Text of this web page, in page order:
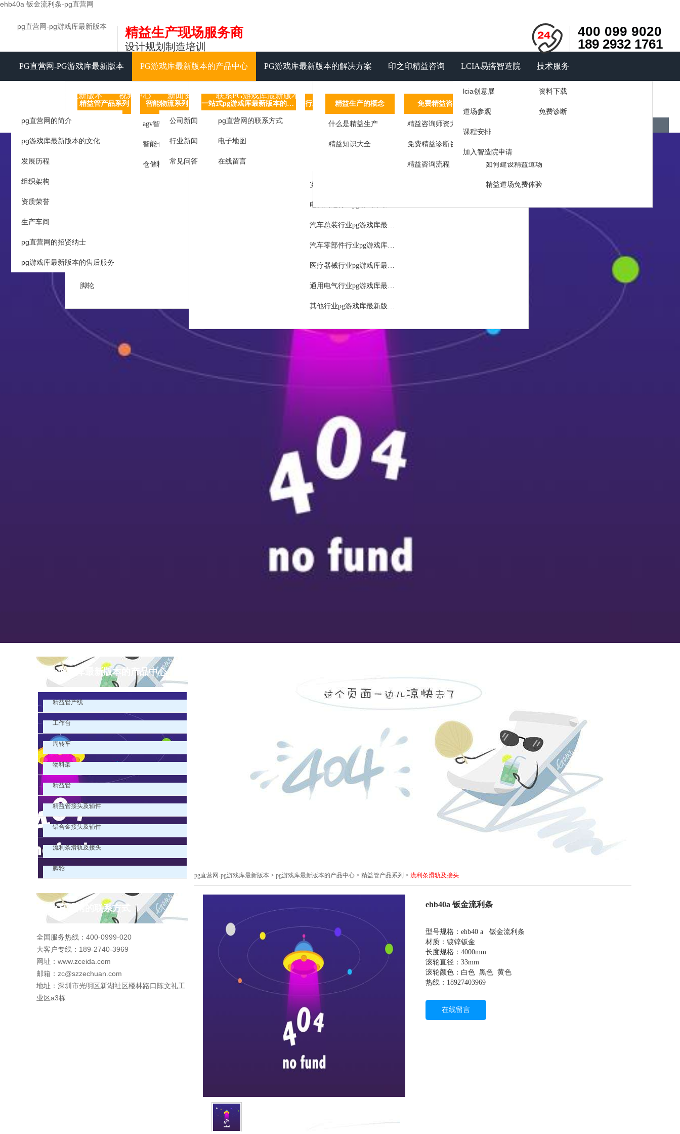
ehb40a 钣金流利条-pg直营网
pg直营网-pg游戏库最新版本 精益生产现场服务商
设计规划制造培训
400 099 9020
189 2932 1761
PG直营网-PG游戏库最新版本 PG游戏库最新版本的产品中心
精益管产品系列
工作台
脚轮
智能物流系列
agv智能
智能仓储
仓储料架
信息化管理系统
tpm设备管理
工作状态
呼叫服务
自动化设备
非标自动化
PG游戏库最新版本的解决方案
一站式pg游戏库最新版本的解决方案
汽车总装行业pg游戏库最新版本的解决方案
汽车零部件行业pg游戏库最新版本的解决方案
医疗器械行业pg游戏库最新版本的解决方案
通用电气行业pg游戏库最新版本的解决方案
其他行业pg游戏库最新版本的解决方案
客户见证
标杆客户
客户感言
改进成果
印之印精益咨询
精益生产的概念
什么是精益生产
精益知识大全
免费精益咨询
精益咨询师资力量
免费精益诊断咨询
精益咨询流程 如何建设精益道场
精益道场免费体验
LCIA易搭智造院
lcia创意展
道场参观
课程安排
加入智造院申请
技术服务
资料下载
免费诊断
关于PG游戏库最新版本
pg直营网的简介
pg游戏库最新版本的文化
发展历程
组织架构
资质荣誉
生产车间
pg直营网的招贤纳士
pg游戏库最新版本的售后服务
视频中心 新闻资讯
公司新闻
行业新闻
常见问答
联系PG游戏库最新版本
pg直营网的联系方式
电子地图
在线留言
pg游戏库最新版本的产品中心
精益管产线
工作台
周转车
物料架
精益管
精益管接头及辅件
铝合金接头及辅件
流利条滑轨及接头
脚轮
pg直营网的联系方式
全国服务热线：400-0999-020
大客户专线：189-2740-3969
网址：www.zceida.com
邮箱： zc@szzechuan.com
地址：深圳市光明区新湖社区楼林路口陈文礼工
业区a3栋
pg直营网-pg游戏库最新版本 > pg游戏库最新版本的产品中心 > 精益管产品系列 > 流利条滑轨及接头
ehb40a 钣金流利条
型号规格：ehb40 a 钣金流利条
材质：镀锌钣金
长度规格：4000mm
滚轮直径：33mm
滚轮颜色：白色 黑色 黄色
热线：18927403969
在线留言